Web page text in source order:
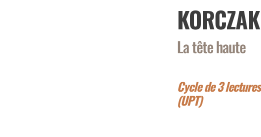
KORCZAK
La tête haute
Cycle de 3
(UPT)